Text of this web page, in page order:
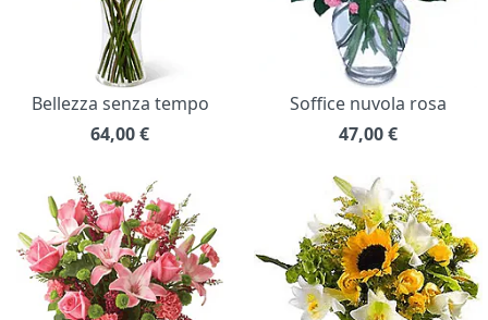
Bellezza senza tempo
64,00€
Soffice nuvola rosa
47,00€